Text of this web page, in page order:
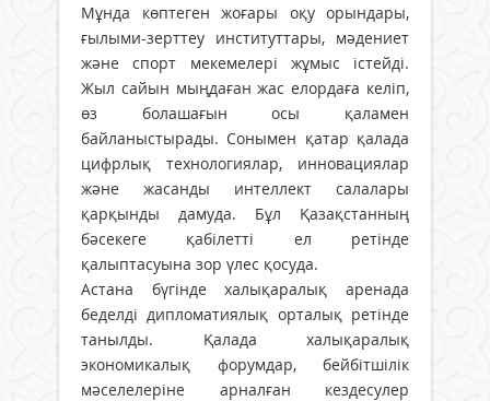
Мұнда көптеген жоғары оқу орындары,
ғылыми-зерттеу институттары, мәдениет
және спорт мекемелері жұмыс істейді.
Жыл сайын мыңдаған жас елордаға келіп,
өз болашағын осы қаламен
байланыстырады. Сонымен қатар қалада
цифрлық технологиялар, инновациялар
және жасанды интеллект салалары
қарқынды дамуда. Бұл Қазақстанның
бәсекеге қабілетті ел ретінде
қалыптасуына зор үлес қосуда.
Астана бүгінде халықаралық аренада
беделді дипломатиялық орталық ретінде
танылды. Қалада халықаралық
экономикалық форумдар, бейбітшілік
мәселелеріне арналған кездесулер